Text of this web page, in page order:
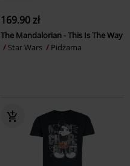
169.90 zł
The Mandalorian - This Is The Way
Star Wars
Pidżama